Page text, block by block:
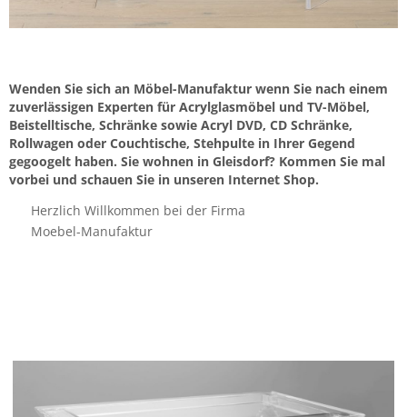
Wenden Sie sich an Möbel-Manufaktur wenn Sie nach einem
zuverlässigen Experten für Acrylglasmöbel und TV-Möbel,
Beistelltische, Schränke sowie Acryl DVD, CD Schränke,
Rollwagen oder Couchtische, Stehpulte in Ihrer Gegend
gegoogelt haben. Sie wohnen in Gleisdorf? Kommen Sie mal
vorbei und schauen Sie in unseren Internet Shop.
Herzlich Willkommen bei der Firma
Moebel-Manufaktur